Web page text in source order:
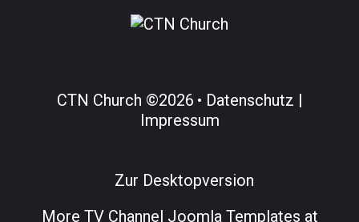
CTN Church ©2026
Datenschutz |
Impressum
Zur Desktopversion
More TV Channel Joomla Templates at